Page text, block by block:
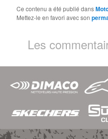
Ce contenu a été publié dans
Mettez-le en favori avec son
Les